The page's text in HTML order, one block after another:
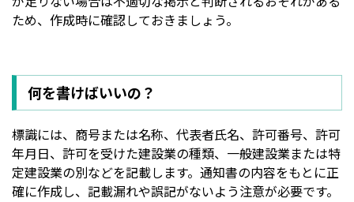
ため、作成時に確認しておきましょう。
何を書けばいいの？
標識には、商号または名称、代表者氏名、許可番号、許可
年月日、許可を受けた建設業の種類、一般建設業または特
定建設業の別などを記載します。通知書の内容をもとに正
確に作成し、記載漏れや誤記がないよう注意が必要です。